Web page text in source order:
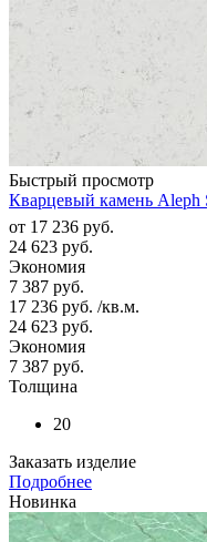
Быстрый просмотр
Кварцевый камень Aleph
от 17 236 руб.
24 623 руб.
Экономия
7 387 руб.
17 236 руб. /кв.м.
24 623 руб.
Экономия
7 387 руб.
Толщина
20
Заказать изделие
Подробнее
Новинка